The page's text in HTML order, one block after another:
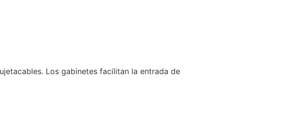
Los gabinetes facilitan la entrada de